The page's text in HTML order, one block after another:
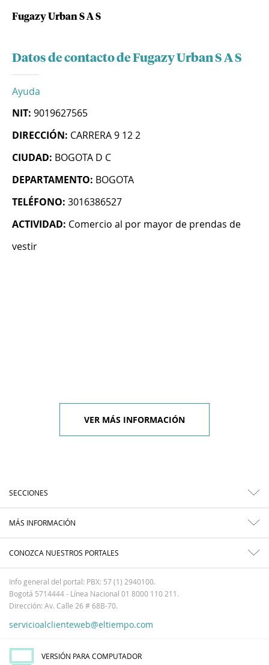
Fugazy Urban S A S
Datos de contacto de Fugazy Urban S A S
Ayuda
NIT: 9019627565
DIRECCIÓN: CARRERA 9 12 2
CIUDAD: BOGOTA D C
DEPARTAMENTO: BOGOTA
TELÉFONO: 3016386527
ACTIVIDAD: Comercio al por mayor de prendas de
vestir
VER MÁS INFORMACIÓN
SECCIONES
MÁS INFORMACIÓN
CONOZCA NUESTROS PORTALES
Info general del portal: PBX: 57 (1) 2940100.
Bogotá 5714444 - Línea Nacional 01 8000 110 211.
Dirección: Av. Calle 26 # 68B-70.
servicioalclienteweb@eltiempo.com
VERSIÓN PARA COMPUTADOR